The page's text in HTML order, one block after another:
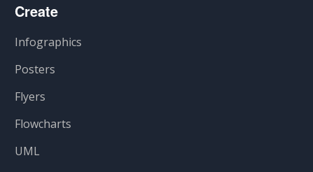
Create
Infographics
Posters
Flyers
Flowcharts
UML